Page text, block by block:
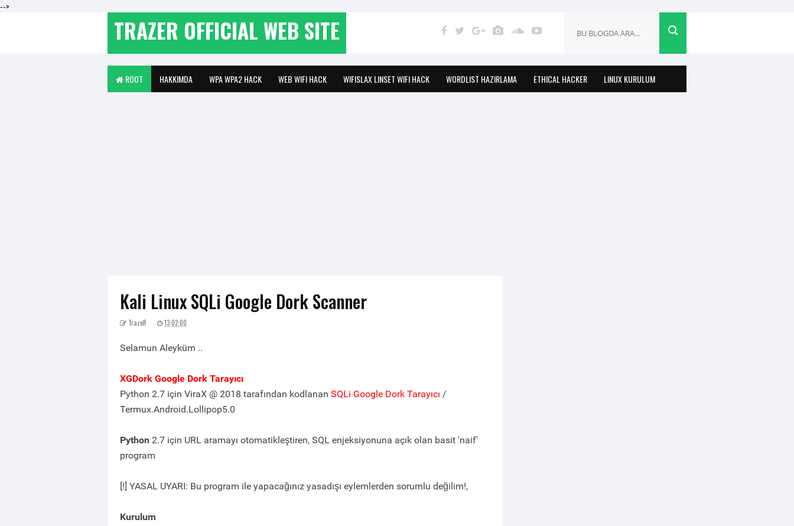
-->
TRAZER OFFICIAL WEB SITE
ROOT HAKKIMDA WPA WPA2 HACK WEB WIFI HACK WIFISLAX LINSET WIFI HACK WORDLIST HAZIRLAMA ETHICAL HACKER LINUX KURULUM
Kali Linux SQLi Google Dork Scanner
TrazeR 13:02:00
Selamun Aleyküm ..
XGDork Google Dork Tarayıcı
Python 2.7 için ViraX @ 2018 tarafından kodlanan SQLi Google Dork Tarayıcı /
Termux.Android.Lollipop5.0
Python 2.7 için URL aramayı otomatikleştiren, SQL enjeksiyonuna açık olan basit 'naif'
program
[!] YASAL UYARI: Bu program ile yapacağınız yasadışı eylemlerden sorumlu değilim!,
Kurulum